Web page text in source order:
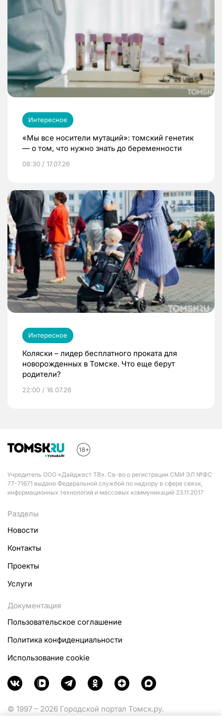
Интересное
«Мы все носители мутаций»: томский генетик
— о том, что нужно знать до беременности
08:30 / 17.07.26
Интересное
Коляски – лидер бесплатного проката для
новорожденных в Томске. Что еще берут
родители?
22:00 / 16.07.26
Учредитель ООО «Дайджест ТВ». Св-во о регистрации СМИ ЭЛ №ФС
77-71671 выдано Федеральной службой по надзору в сфере связи,
информационных технологий и массовых коммуникаций 23.11.2017
Разделы
Новости
Контакты
Проекты
Услуги
Документация
Пользовательское соглашение
Политика конфиденциальности
Использование cookie
© 1997 – 2026 Городской портал Томск.ру.